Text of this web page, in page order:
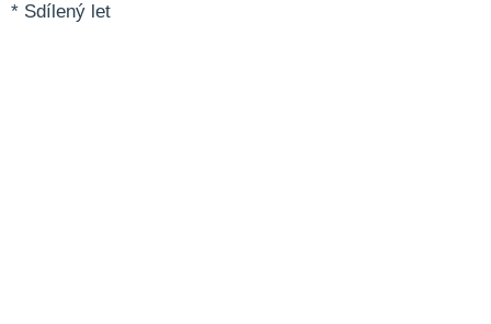
* Sdílený let